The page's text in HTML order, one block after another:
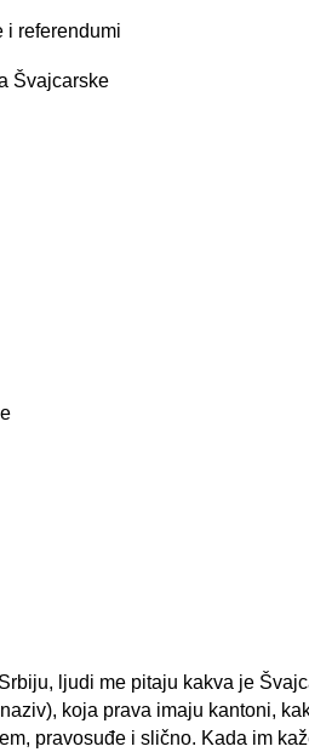
referendumi
Švajcarske
ljudi me pitaju kakva je
koja prava imaju kantoni,
pravosuđe i slično. Kada im